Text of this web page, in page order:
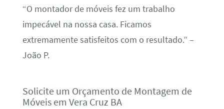
“O montador de móveis fez um trabalho
impecável na nossa casa. Ficamos
extremamente satisfeitos com o resultado.” –
João P.
Solicite um Orçamento de Montagem de
Móveis em Vera Cruz BA